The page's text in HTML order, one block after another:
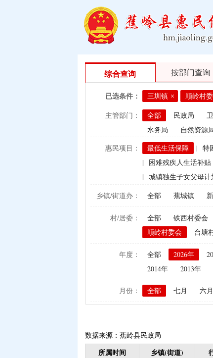
综合查询 按部门查询
已选条件： 三圳镇 顺岭村
主管部门： 全部 民政局
水务局
自然资源
惠民项目： 最低生活保障 | 特
|
困难残疾人生活补贴
| 城镇独生子女父母计
村卫生站医生补贴资
建档立卡贫困户（已
生猪屠宰环节病害猪
政策性家禽、生猪养
生猪规模化养殖场无
义务教育阶段家庭
| 省级生态公益林效
| 重度残疾人护理津贴
重度残疾人、精神
乡镇/街道办： 全部 蕉城镇
村/居委： 全部 铁西村委会
顺岭村委会
台塘
年度： 全部 2026年
2014年
2013年
月份： 全部 七月 六月
数据来源：蕉岭县民政局
所属时间 乡镇(街道)